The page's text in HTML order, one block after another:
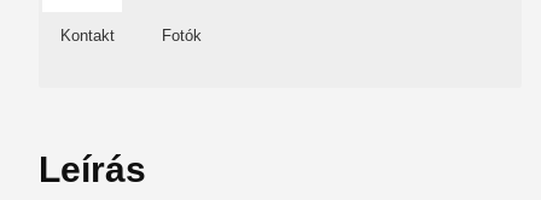
Kontakt Fotók
Leírás